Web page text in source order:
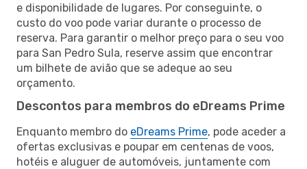
e disponibilidade de lugares. Por conseguinte, o
custo do voo pode variar durante o processo de
reserva. Para garantir o melhor preço para o seu voo
para San Pedro Sula, reserve assim que encontrar
um bilhete de avião que se adeque ao seu
orçamento.
Descontos para membros do eDreams Prime
Enquanto membro do eDreams Prime, pode aceder a
ofertas exclusivas e poupar em centenas de voos,
hotéis e aluguer de automóveis, juntamente com